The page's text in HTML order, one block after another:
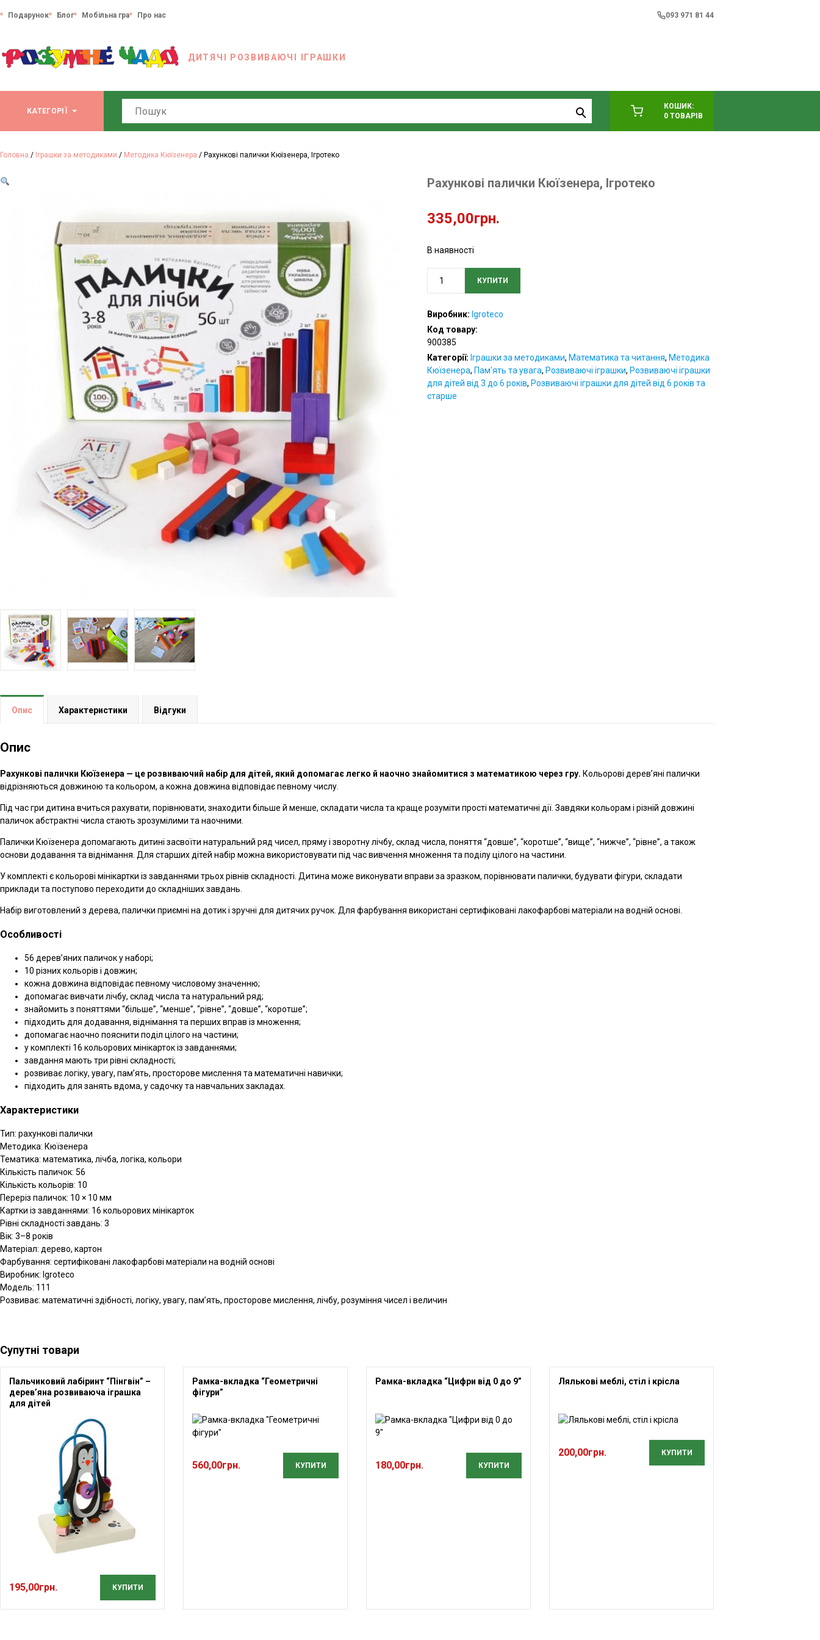
Подарунок Блог Мобільна гра Про нас 093 971 81 44
ДИТЯЧІ РОЗВИВАЮЧІ ІГРАШКИ
КАТЕГОРІЇ
КОШИК:
0 ТОВАРІВ
Головна / Іграшки за методиками / Методика Кюїзенера / Рахункові палички Кюїзенера, Ігротеко
Рахункові палички Кюїзенера, Ігротеко
335,00грн.
В наявності
Рахункові
Кюїзенера,
Ігротеко
кількість
КУПИТИ
Виробник: Igroteco
Код товару:
900385
Категорії: Іграшки за методиками, Математика та читання, Методика
Кюїзенера, Пам'ять та увага, Розвиваючі іграшки, Розвиваючі іграшки
для дітей від 3 до 6 років, Розвиваючі іграшки для дітей від 6 років та
старше
Опис Характеристики Відгуки
Опис
Рахункові палички Кюїзенера — це розвиваючий набір для дітей, який допомагає легко й наочно знайомитися з математикою через гру. Кольорові дерев’яні палички
відрізняються довжиною та кольором, а кожна довжина відповідає певному числу.
Під час гри дитина вчиться рахувати, порівнювати, знаходити більше й менше, складати числа та краще розуміти прості математичні дії. Завдяки кольорам і різній довжині
паличок абстрактні числа стають зрозумілими та наочними.
Палички Кюїзенера допомагають дитині засвоїти натуральний ряд чисел, пряму і зворотну лічбу, склад числа, поняття “довше”, “коротше”, “вище”, “нижче”, “рівне”, а також
основи додавання та віднімання. Для старших дітей набір можна використовувати під час вивчення множення та поділу цілого на частини.
У комплекті є кольорові мінікартки із завданнями трьох рівнів складності. Дитина може виконувати вправи за зразком, порівнювати палички, будувати фігури, складати
приклади та поступово переходити до складніших завдань.
Набір виготовлений з дерева, палички приємні на дотик і зручні для дитячих ручок. Для фарбування використані сертифіковані лакофарбові матеріали на водній основі.
Особливості
56 дерев’яних паличок у наборі;
10 різних кольорів і довжин;
кожна довжина відповідає певному числовому значенню;
допомагає вивчати лічбу, склад числа та натуральний ряд;
знайомить з поняттями “більше”, “менше”, “рівне”, “довше”, “коротше”;
підходить для додавання, віднімання та перших вправ із множення;
допомагає наочно пояснити поділ цілого на частини;
у комплекті 16 кольорових мінікарток із завданнями;
завдання мають три рівні складності;
розвиває логіку, увагу, пам’ять, просторове мислення та математичні навички;
підходить для занять вдома, у садочку та навчальних закладах.
Характеристики
Тип: рахункові палички
Методика: Кюїзенера
Тематика: математика, лічба, логіка, кольори
Кількість паличок: 56
Кількість кольорів: 10
Переріз паличок: 10 × 10 мм
Картки із завданнями: 16 кольорових мінікарток
Рівні складності завдань: 3
Вік: 3–8 років
Матеріал: дерево, картон
Фарбування: сертифіковані лакофарбові матеріали на водній основі
Виробник: Igroteco
Модель: 111
Розвиває: математичні здібності, логіку, увагу, пам’ять, просторове мислення, лічбу, розуміння чисел і величин
Супутні товари
Пальчиковий лабіринт “Пінгвін” –
дерев’яна розвиваюча іграшка
для дітей
195,00грн. КУПИТИ
Рамка-вкладка “Геометричні
фігури”
560,00грн. КУПИТИ
Рамка-вкладка “Цифри від 0 до 9”
180,00грн. КУПИТИ
Лялькові меблі, стіл і крісла
200,00грн. КУПИТИ